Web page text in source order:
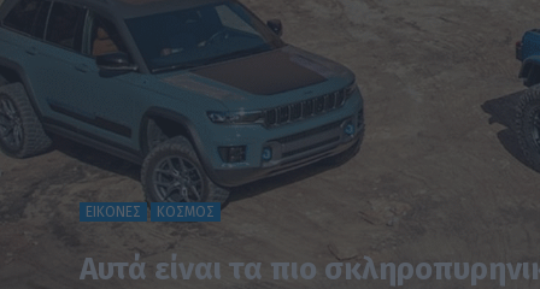
ΕΙΚΟΝΕΣ ΚΟΣΜΟΣ
Αυτά είναι τα πιο